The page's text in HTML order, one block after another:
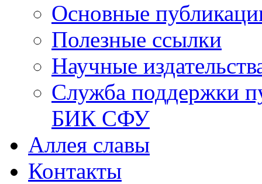
Основные
Полезные ссылки
Научные
Служба поддержки
БИК СФУ
Аллея славы
Контакты